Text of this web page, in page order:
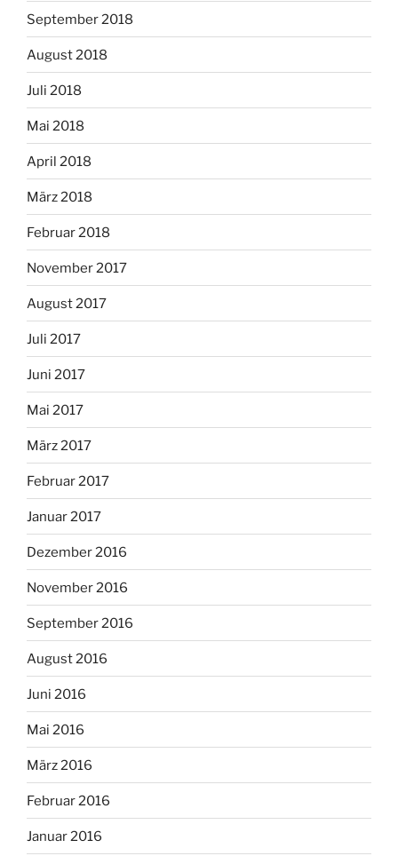
September 2018
August 2018
Juli 2018
Mai 2018
April 2018
März 2018
Februar 2018
November 2017
August 2017
Juli 2017
Juni 2017
Mai 2017
März 2017
Februar 2017
Januar 2017
Dezember 2016
November 2016
September 2016
August 2016
Juni 2016
Mai 2016
März 2016
Februar 2016
Januar 2016